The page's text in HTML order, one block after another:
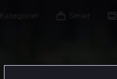
Kategorier Serier